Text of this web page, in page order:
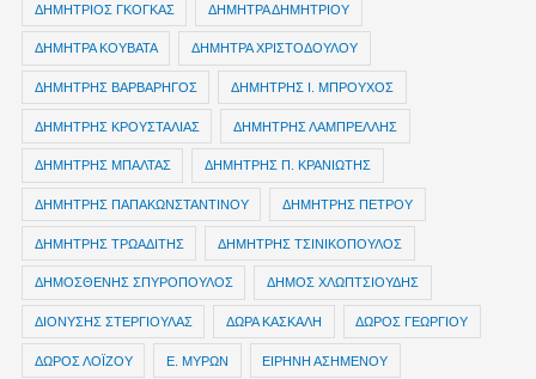
ΔΗΜΗΤΡIOΣ ΓΚΟΓΚΑΣ ΔΗΜΗΤΡΑ ΔΗΜΗΤΡΙΟΥ
ΔΗΜΗΤΡΑ ΚΟΥΒΑΤΑ ΔΗΜΗΤΡΑ ΧΡΙΣΤΟΔΟΥΛΟΥ
ΔΗΜΗΤΡΗΣ ΒΑΡΒΑΡΗΓΟΣ ΔΗΜΗΤΡΗΣ Ι. ΜΠΡΟΥΧΟΣ
ΔΗΜΗΤΡΗΣ ΚΡΟΥΣΤΑΛΙΑΣ ΔΗΜΗΤΡΗΣ ΛΑΜΠΡΕΛΛΗΣ
ΔΗΜΗΤΡΗΣ ΜΠΑΛΤΑΣ ΔΗΜΗΤΡΗΣ Π. ΚΡΑΝΙΩΤΗΣ
ΔΗΜΗΤΡΗΣ ΠΑΠΑΚΩΝΣΤΑΝΤΙΝΟΥ ΔΗΜΗΤΡΗΣ ΠΕΤΡΟΥ
ΔΗΜΗΤΡΗΣ ΤΡΩΑΔΙΤΗΣ ΔΗΜΗΤΡΗΣ ΤΣΙΝΙΚΟΠΟΥΛΟΣ
ΔΗΜΟΣΘΕΝΗΣ ΣΠΥΡΟΠΟΥΛΟΣ ΔΗΜΟΣ ΧΛΩΠΤΣΙΟΥΔΗΣ
ΔΙΟΝΥΣΗΣ ΣΤΕΡΓΙΟΥΛΑΣ ΔΩΡΑ ΚΑΣΚΑΛΗ ΔΩΡΟΣ ΓΕΩΡΓΙΟΥ
ΔΩΡΟΣ ΛΟΪΖΟΥ Ε. ΜΥΡΩΝ ΕΙΡΗΝΗ ΑΣΗΜΕΝΟΥ